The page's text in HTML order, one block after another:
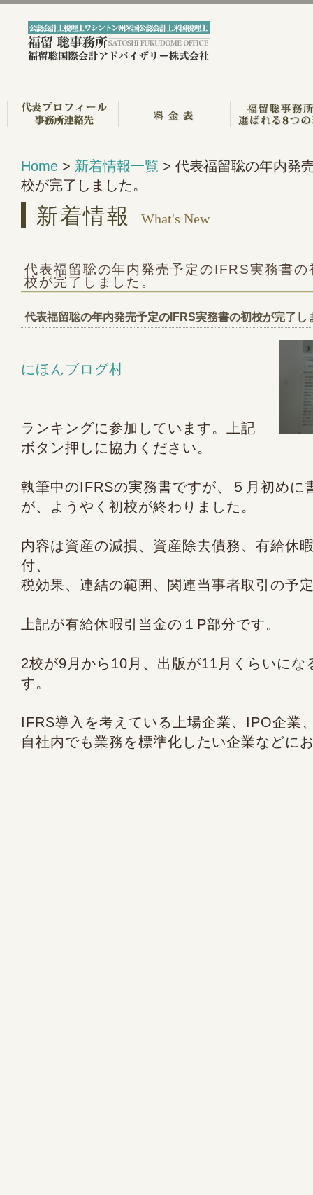
Home > 新着情報一覧 > 代表福留聡の年内発
校が完了しました。
新着情報 What's New
代表福留聡の年内発売予定のIFRS実務書の
校が完了しました。
代表福留聡の年内発売予定のIFRS実務書の初校が完了し
にほんブログ村
ランキングに参加しています。上記
ボタン押しに協力ください。
執筆中のIFRSの実務書ですが、５月初めに
が、ようやく初校が終わりました。
内容は資産の減損、資産除去債務、有給休
付、
税効果、連結の範囲、関連当事者取引の予
上記が有給休暇引当金の１P部分です。
2校が9月から10月、出版が11月くらいにな
す。
IFRS導入を考えている上場企業、IPO企業
自社内でも業務を標準化したい企業などに